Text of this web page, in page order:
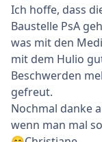
Ich hoffe, dass
Baustelle PsA
was mit den
mit dem Hulio
Beschwerden
gefreut.
Nochmal danke
wenn man mal